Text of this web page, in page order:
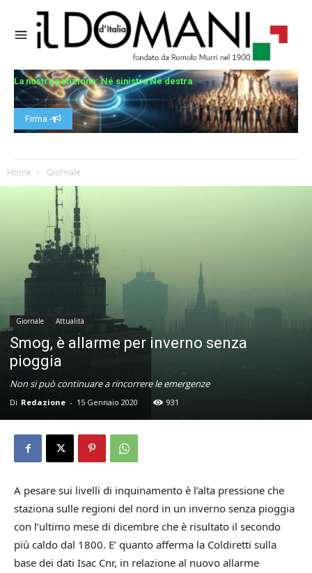
La nostra petizione: Né sinistra Né destra
Firma -
Home Giornale
Giornale Attualità
Smog, è allarme per inverno senza
pioggia
Non si può continuare a rincorrere le emergenze
Di Redazione - 15 Gennaio 2020 931
A pesare sui livelli di inquinamento è l’alta pressione che
staziona sulle regioni del nord in un inverno senza pioggia
con l’ultimo mese di dicembre che è risultato il secondo
più caldo dal 1800. E’ quanto afferma la Coldiretti sulla
base dei dati Isac Cnr, in relazione al nuovo allarme